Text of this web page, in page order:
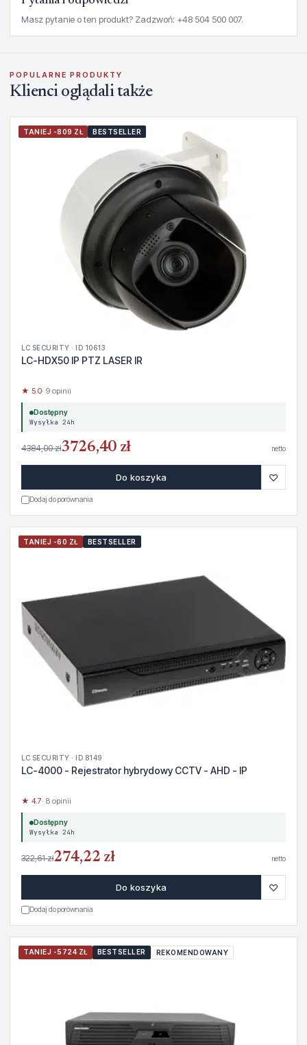
Masz pytanie o ten produkt? Zadzwoń: +48 504 500 007.
POPULARNE PRODUKTY
Klienci oglądali także
TANIEJ -809 ZŁ BESTSELLER
LC SECURITY · ID 10613
LC-HDX50 IP PTZ LASER IR
★ 5.0· 9 opinii
Dostępny
Wysyłka 24h
4384,00 zł3726,40 zł netto
Do koszyka ♡
Dodaj do porównania
TANIEJ -60 ZŁ BESTSELLER
LC SECURITY · ID 8149
LC-4000 - Rejestrator hybrydowy CCTV - AHD - IP
★ 4.7· 8 opinii
Dostępny
Wysyłka 24h
322,61 zł274,22 zł netto
Do koszyka ♡
Dodaj do porównania
TANIEJ -5724 ZŁ BESTSELLER REKOMENDOWANY